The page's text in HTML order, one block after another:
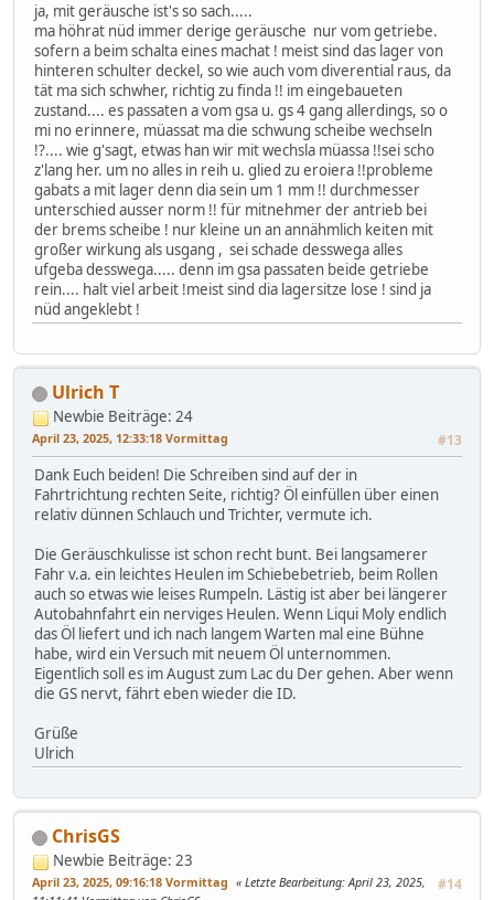
ja, mit geräusche ist's so sach.....
ma höhrat nüd immer derige geräusche nur vom getriebe.
sofern a beim schalta eines machat ! meist sind das lager von
hinteren schulter deckel, so wie auch vom diverential raus, da
tät ma sich schwher, richtig zu finda !! im eingebaueten
zustand.... es passaten a vom gsa u. gs 4 gang allerdings, so o
mi no erinnere, müassat ma die schwung scheibe wechseln
!?.... wie g'sagt, etwas han wir mit wechsla müassa !!sei scho
z'lang her. um no alles in reih u. glied zu eroiera !!probleme
gabats a mit lager denn dia sein um 1 mm !! durchmesser
unterschied ausser norm !! für mitnehmer der antrieb bei
der brems scheibe ! nur kleine un an annähmlich keiten mit
großer wirkung als usgang , sei schade desswega alles
ufgeba desswega..... denn im gsa passaten beide getriebe
rein.... halt viel arbeit !meist sind dia lagersitze lose ! sind ja
nüd angeklebt !
Ulrich T
Newbie Beiträge: 24
April 23, 2025, 12:33:18 Vormittag #13
Dank Euch beiden! Die Schreiben sind auf der in
Fahrtrichtung rechten Seite, richtig? Öl einfüllen über einen
relativ dünnen Schlauch und Trichter, vermute ich.
Die Geräuschkulisse ist schon recht bunt. Bei langsamerer
Fahr v.a. ein leichtes Heulen im Schiebebetrieb, beim Rollen
auch so etwas wie leises Rumpeln. Lästig ist aber bei längerer
Autobahnfahrt ein nerviges Heulen. Wenn Liqui Moly endlich
das Öl liefert und ich nach langem Warten mal eine Bühne
habe, wird ein Versuch mit neuem Öl unternommen.
Eigentlich soll es im August zum Lac du Der gehen. Aber wenn
die GS nervt, fährt eben wieder die ID.
Grüße
Ulrich
ChrisGS
Newbie Beiträge: 23
April 23, 2025, 09:16:18 Vormittag #14
Letzte Bearbeitung: April 23, 2025,